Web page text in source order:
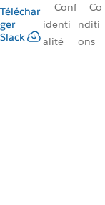
Téléchar
ger
Slack
Conf
identi
alité
Co
nditi
ons